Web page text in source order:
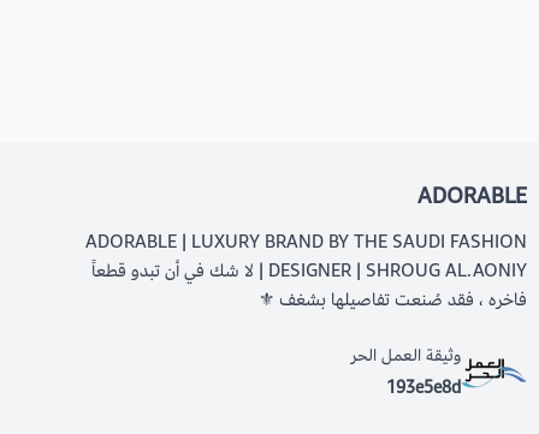
ADORABLE
ADORABLE | LUXURY BRAND BY THE SAUDI FASHION
DESIGNER | SHROUG AL.AONIY | لا شك في أن تبدو قطعاً
فاخره ، فقد صُنعت تفاصيلها بشغف ⚜️
وثيقة العمل الحر
193e5e8d